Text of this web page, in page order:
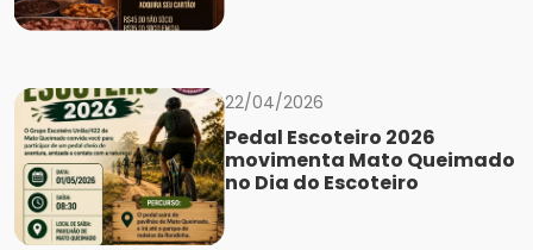
22/04/2026
Pedal Escoteiro 2026
movimenta Mato Queimado
no Dia do Escoteiro